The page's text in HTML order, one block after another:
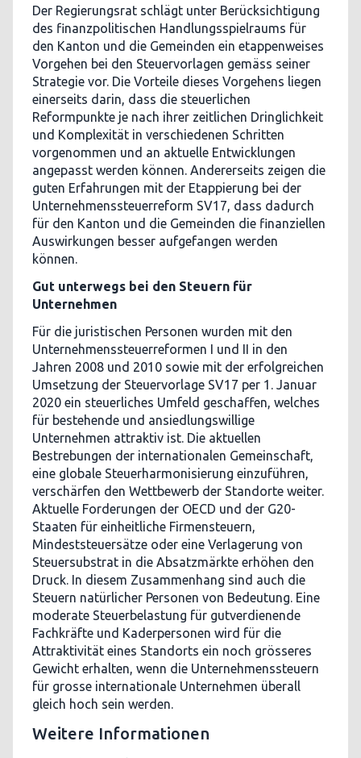
Der Regierungsrat schlägt unter Berücksichtigung
des finanzpolitischen Handlungsspielraums für
den Kanton und die Gemeinden ein etappenweises
Vorgehen bei den Steuervorlagen gemäss seiner
Strategie vor. Die Vorteile dieses Vorgehens liegen
einerseits darin, dass die steuerlichen
Reformpunkte je nach ihrer zeitlichen Dringlichkeit
und Komplexität in verschiedenen Schritten
vorgenommen und an aktuelle Entwicklungen
angepasst werden können. Andererseits zeigen die
guten Erfahrungen mit der Etappierung bei der
Unternehmenssteuerreform SV17, dass dadurch
für den Kanton und die Gemeinden die finanziellen
Auswirkungen besser aufgefangen werden
können.
Gut unterwegs bei den Steuern für
Unternehmen
Für die juristischen Personen wurden mit den
Unternehmenssteuerreformen I und II in den
Jahren 2008 und 2010 sowie mit der erfolgreichen
Umsetzung der Steuervorlage SV17 per 1. Januar
2020 ein steuerliches Umfeld geschaffen, welches
für bestehende und ansiedlungswillige
Unternehmen attraktiv ist. Die aktuellen
Bestrebungen der internationalen Gemeinschaft,
eine globale Steuerharmonisierung einzuführen,
verschärfen den Wettbewerb der Standorte weiter.
Aktuelle Forderungen der OECD und der G20-
Staaten für einheitliche Firmensteuern,
Mindeststeuersätze oder eine Verlagerung von
Steuersubstrat in die Absatzmärkte erhöhen den
Druck. In diesem Zusammenhang sind auch die
Steuern natürlicher Personen von Bedeutung. Eine
moderate Steuerbelastung für gutverdienende
Fachkräfte und Kaderpersonen wird für die
Attraktivität eines Standorts ein noch grösseres
Gewicht erhalten, wenn die Unternehmenssteuern
für grosse internationale Unternehmen überall
gleich hoch sein werden.
Weitere Informationen